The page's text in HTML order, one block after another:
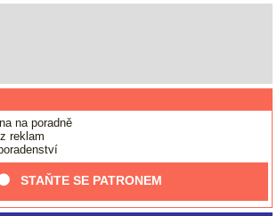
na poradně
reklam
STAŇTE SE PATRONEM